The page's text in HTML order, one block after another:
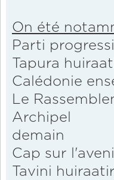
On été
Parti
Tapura
Calédonie
Le
Archipel
demain
Cap sur
Tavini